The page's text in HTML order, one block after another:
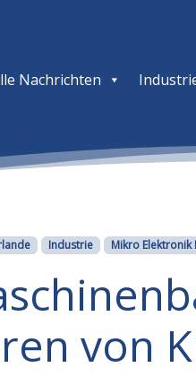
Nachrichten
Industrie Mikro
von